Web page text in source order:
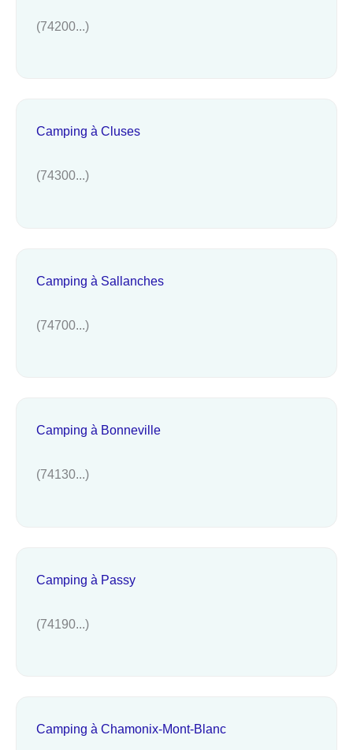
(74200...)
Camping à Cluses
(74300...)
Camping à Sallanches
(74700...)
Camping à Bonneville
(74130...)
Camping à Passy
(74190...)
Camping à Chamonix-Mont-Blanc